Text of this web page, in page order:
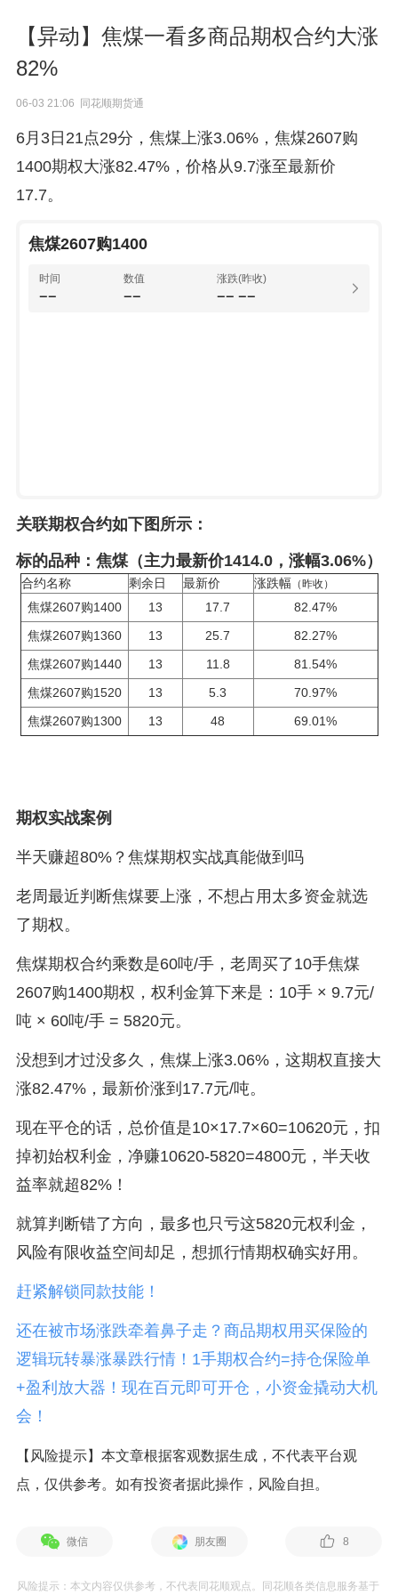
【异动】焦煤一看多商品期权合约大涨
82%
06-03 21:06 同花顺期货通
6月3日21点29分，焦煤上涨3.06%，焦煤2607购
1400期权大涨82.47%，价格从9.7涨至最新价
17.7。
焦煤2607购1400
时间
--
数值
--
涨跌(昨收)
-- --
关联期权合约如下图所示：
标的品种：焦煤（主力最新价1414.0，涨幅3.06%）
合约名称 剩余日 最新价 涨跌幅 （昨收）
焦煤2607购1400 13 17.7
82.47%
焦煤2607购1360
13 25.7
82.27%
焦煤2607购1440
13 11.8
81.54%
焦煤2607购1520
13 5.3
70.97%
焦煤2607购1300
13 48 69.01%
期权实战案例
半天赚超80%？焦煤期权实战真能做到吗
老周最近判断焦煤要上涨，不想占用太多资金就选
了期权。
焦煤期权合约乘数是60吨/手，老周买了10手焦煤
2607购1400期权，权利金算下来是：10手 × 9.7元/
吨 × 60吨/手 = 5820元。
没想到才过没多久，焦煤上涨3.06%，这期权直接大
涨82.47%，最新价涨到17.7元/吨。
现在平仓的话，总价值是10×17.7×60=10620元，扣
掉初始权利金，净赚10620-5820=4800元，半天收
益率就超82%！
就算判断错了方向，最多也只亏这5820元权利金，
风险有限收益空间却足，想抓行情期权确实好用。
赶紧解锁同款技能！
还在被市场涨跌牵着鼻子走？商品期权用买保险的
逻辑玩转暴涨暴跌行情！1手期权合约=持仓保险单
+盈利放大器！现在百元即可开仓，小资金撬动大机
会！
【风险提示】本文章根据客观数据生成，不代表平台观
点，仅供参考。如有投资者据此操作，风险自担。
微信 朋友圈 8
风险提示：本文内容仅供参考，不代表同花顺观点。同花顺各类信息服务基于